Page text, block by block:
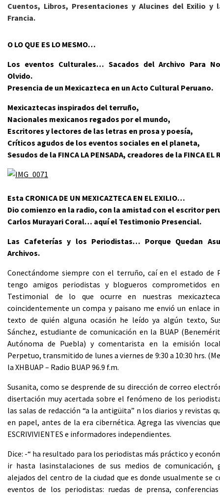
Cuentos, Libros, Presentaciones y Alucines del Exilio y
Francia.
O LO QUE ES LO MESMO…
Los eventos Culturales… Sacados del Archivo Para
Olvido.
Presencia de un Mexicazteca en un Acto Cultural Peruano.
Mexicaztecas inspirados del terruño,
Nacionales mexicanos regados por el mundo,
Escritores y lectores de las letras en prosa y poesía,
Críticos agudos de los eventos sociales en el planeta,
Sesudos de la FINCA LA PENSADA, creadores de la FINCA EL
Esta CRONICA DE UN MEXICAZTECA EN EL EXILIO…
Dio comienzo en la radio, con la amistad con el escritor
Carlos Murayari Coral… aquí el Testimonio Presencial.
Las Cafeterías y los Periodistas… Porque Quedan
Archivos.
Conectándome siempre con el terruño, caí en el estado de
tengo amigos periodistas y blogueros comprometidos
Testimonial de lo que ocurre en nuestras
coincidentemente un compa y paisano me envió un enlace
texto de quién alguna ocasión he leído ya algún texto,
Sánchez, estudiante de comunicación en la BUAP
Autónoma de Puebla) y comentarista en la emisión
Perpetuo, transmitido de lunes a viernes de 9:30 a 10:30 hrs.
la XHBUAP – Radio BUAP 96.9 f.m.
Susanita, como se desprende de su dirección de correo
disertación muy acertada sobre el fenómeno de los
las salas de redacción “a la antigüita” n los diarios y revistas
en papel, antes de la era cibernética. Agrega las vivencias
ESCRIVIVIENTES e informadores independientes.
Dice: -“ ha resultado para los periodistas más práctico y
ir hasta lasinstalaciones de sus medios de comunicación,
alejados del centro de la ciudad que es donde usualmente se
eventos de los periodistas: ruedas de prensa,